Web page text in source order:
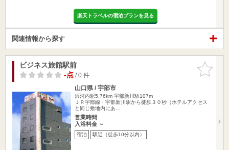
楽天トラベルの宿泊プランを見る
関連情報から探す
お気に入
りに追加
ビジネス旅館駅前
-点/ 0 件
山口県 / 宇部市
浜河内駅5.76km 宇部新川駅107m
ＪＲ宇部線・宇部新川駅から徒歩３０秒（ホテルアクセス
と同じ敷地内にあ…
営業時間
入浴料金 ～
宿泊 駅近（徒歩10分以内）